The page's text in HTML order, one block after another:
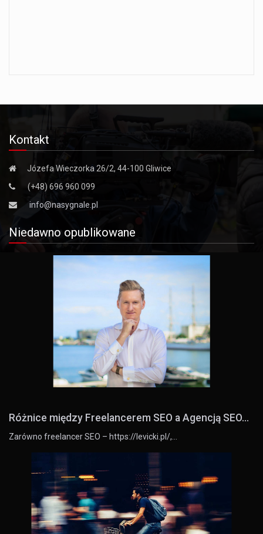
Kontakt
Józefa Wieczorka 26/2, 44-100 Gliwice
(+48) 696 960 099
info@nasygnale.pl
Niedawno opublikowane
Różnice między Freelancerem SEO a Agencją SEO...
Zarówno freelancer SEO – https://levicki.pl/,…